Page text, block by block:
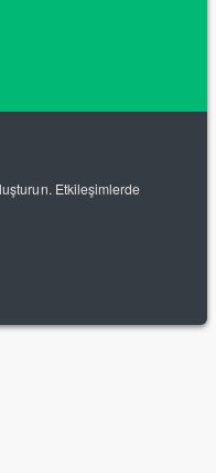
Etkileşimlerde